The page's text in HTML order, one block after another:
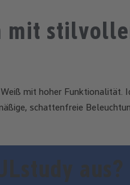
mit
mit hoher Funktionalität.
schattenfreie
aus?